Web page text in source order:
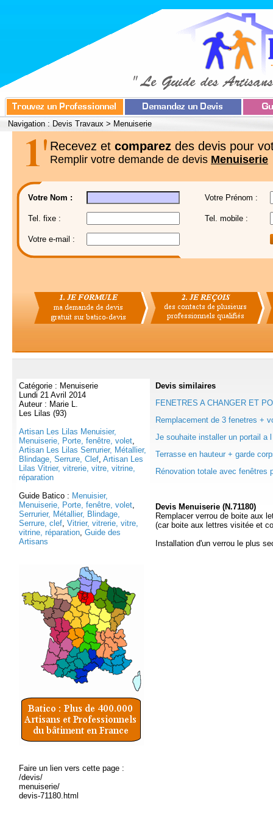
Navigation : Devis Travaux > Menuiserie
Recevez et comparez des devis pour
Remplir votre demande de devis Menuiserie
Votre Nom : Votre Prénom :
Tel. fixe : Tel. mobile :
Votre e-mail :
Catégorie : Menuiserie
Lundi 21 Avril 2014
Auteur : Marie L.
Les Lilas (93)
Artisan Les Lilas Menuisier,
Menuiserie, Porte, fenêtre, volet,
Artisan Les Lilas Serrurier, Métallier,
Blindage, Serrure, Clef, Artisan Les
Lilas Vitrier, vitrerie, vitre, vitrine,
réparation
Guide Batico : Menuisier,
Menuiserie, Porte, fenêtre, volet,
Serrurier, Métallier, Blindage,
Serrure, clef, Vitrier, vitrerie, vitre,
vitrine, réparation, Guide des
Artisans
Faire un lien vers cette page :
/devis/
menuiserie/
devis-71180.html
Devis similaires
FENETRES A CHANGER ET
Remplacement de 3 fenetres +
Je souhaite installer un portail a
Terrasse en hauteur + garde
Rénovation totale avec fenêtres
Devis Menuiserie (N.71180)
Remplacer verrou de boite aux
(car boite aux lettres visitée et
Installation d'un verrou le plus